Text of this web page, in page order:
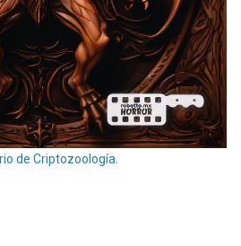
de Criptozoología.